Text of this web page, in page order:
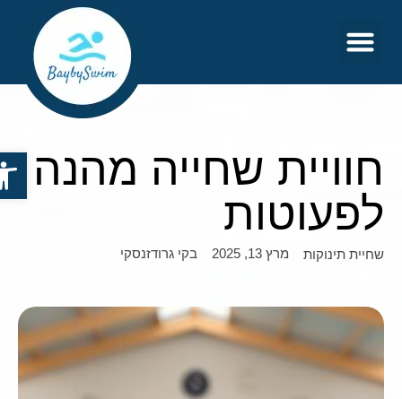
חוויית שחייה מהנה
לפעוטות
שחיית תינוקות מרץ 13, 2025 בקי גרודזנסקי
פתח